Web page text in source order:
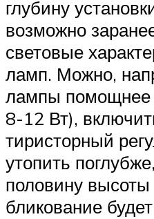
глубину
возможно
световые
ламп. Можно,
лампы помощнее
8-12 Вт),
тиристорный
утопить
половину высоты
бликование